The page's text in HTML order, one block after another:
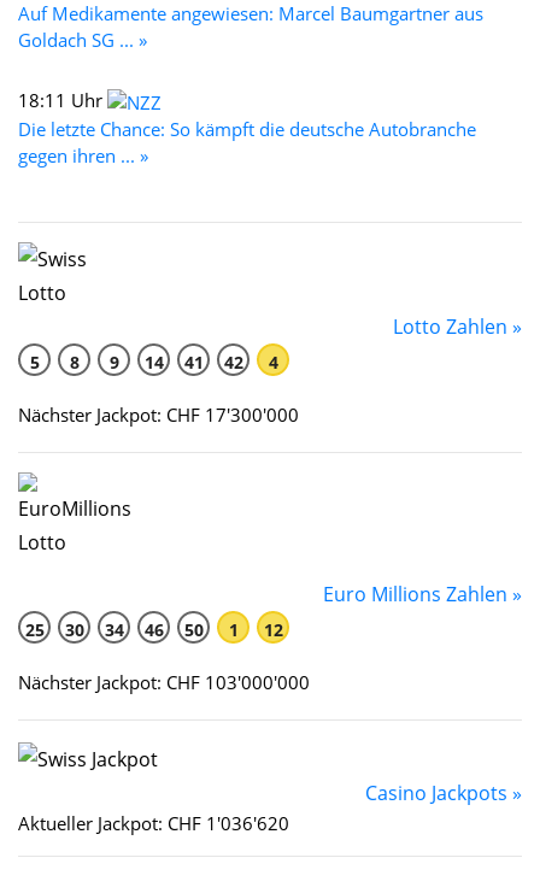
Auf Medikamente angewiesen: Marcel Baumgartner aus
Goldach SG ... »
18:11 Uhr
Die letzte Chance: So kämpft die deutsche Autobranche
gegen ihren ... »
Lotto Zahlen »
5 8 9 14 41 42 4
Nächster Jackpot: CHF 17'300'000
Euro Millions Zahlen »
25 30 34 46 50 1 12
Nächster Jackpot: CHF 103'000'000
Casino Jackpots »
Aktueller Jackpot: CHF 1'036'620